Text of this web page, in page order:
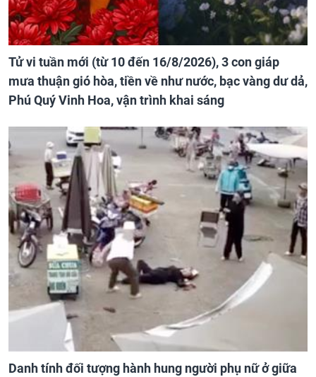
Tử vi tuần mới (từ 10 đến 16/8/2026), 3 con giáp
mưa thuận gió hòa, tiền về như nước, bạc vàng dư dả,
Phú Quý Vinh Hoa, vận trình khai sáng
Danh tính đối tượng hành hung người phụ nữ ở giữa